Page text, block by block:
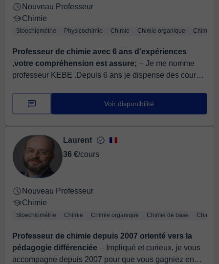
Nouveau Professeur
Chimie
Stoechiométrie Physicochimie Chimie Chimie organique Chimie
Professeur de chimie avec 6 ans d'expériences
,votre compréhension est assure; ⏤ Je me nomme
professeur KEBE .Depuis 6 ans je dispense des cours
Voir disponibilité
Laurent
36 €/cours
Nouveau Professeur
Chimie
Stoechiométrie Chimie Chimie organique Chimie de base Chimie
Professeur de chimie depuis 2007 orienté vers la
pédagogie différenciée ⏤ Impliqué et curieux, je vous
accompagne depuis 2007 pour que vous gagniez en